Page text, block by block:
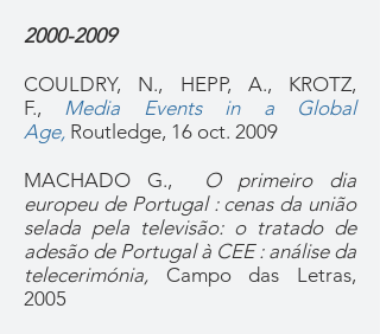
2000-2009
COULDRY, N., HEPP, A., KROTZ,
F., Media Events in a Global
Age, Routledge, 16 oct. 2009
MACHADO G., O primeiro dia
europeu de Portugal : cenas da união
selada pela televisão: o tratado de
adesão de Portugal à CEE : análise da
telecerimónia, Campo das Letras,
2005